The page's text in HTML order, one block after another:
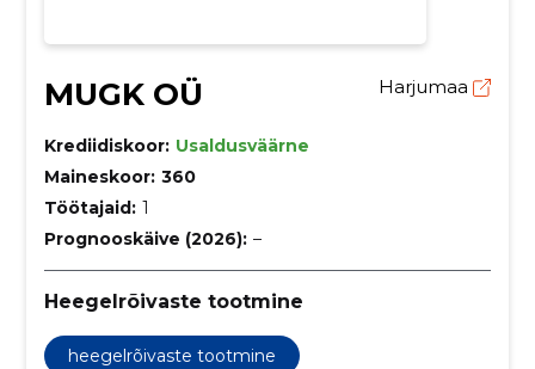
MUGK OÜ Harjumaa
Krediidiskoor: Usaldusväärne
Maineskoor: 360
Töötajaid: 1
Prognooskäive (2026): –
Heegelrõivaste tootmine
heegelrõivaste tootmine